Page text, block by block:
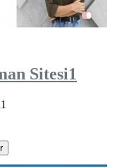
Sitesi1